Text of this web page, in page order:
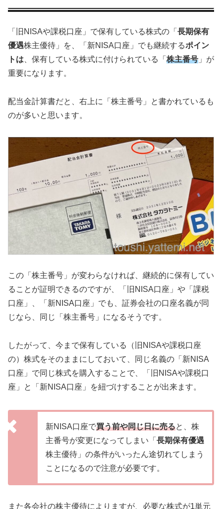
「旧NISAや課税口座」で保有している株式の「 長期保有
優遇株主優待」を、「新NISA口座」でも継続するポイン
トは 、保有している株式に付けられている「 株主番号 」が
重要になります。
配当金計算書だと、右上に「株主番号」と書かれているも
のが多いと思います。
この「株主番号」が変わらなければ、継続的に保有してい
ることが証明できるのですが、「旧NISA口座」や「課税
口座」、「新NISA口座」でも、証券会社の口座名義が同
じなら、同じ「株主番号」になるそうです。
したがって、今まで保有している（旧NISAや課税口座
の）株式をそのままにしておいて、同じ名義の「新NISA
口座」で同じ株式を購入することで、「旧NISAや課税口
座」と「新NISA口座」を紐づけすることが出来ます。
新NISA口座で買う前や同じ日に売ると、株
主番号が変更になってしまい「 長期保有優遇
株主優待」の条件がいったん途切れてしまう
ことになるので注意が必要です。
また各会社の株主優待によりますが、必要な株式が1単元